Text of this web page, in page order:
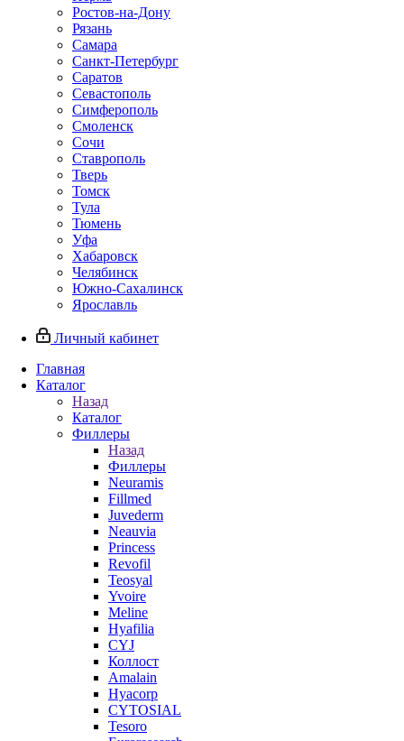
Ростов-на-Дону
Рязань
Самара
Санкт-Петербург
Саратов
Севастополь
Симферополь
Смоленск
Сочи
Ставрополь
Тверь
Томск
Тула
Тюмень
Уфа
Хабаровск
Челябинск
Южно-Сахалинск
Ярославль
Личный кабинет
Главная
Каталог
Назад
Каталог
Филлеры
Назад
Филлеры
Neuramis
Fillmed
Juvederm
Neauvia
Princess
Revofil
Teosyal
Yvoire
Meline
Hyafilia
CYJ
Коллост
Amalain
Hyacorp
CYTOSIAL
Tesoro